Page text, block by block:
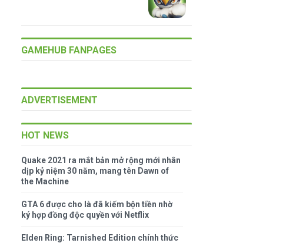
GAMEHUB FANPAGES
ADVERTISEMENT
HOT NEWS
Quake 2021 ra mắt bản mở rộng mới nhân
dịp kỷ niệm 30 năm, mang tên Dawn of
the Machine
GTA 6 được cho là đã kiếm bộn tiền nhờ
ký hợp đồng độc quyền với Netflix
Elden Ring: Tarnished Edition chính thức